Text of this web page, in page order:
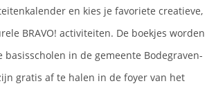
en kies je favoriete creatieve,
BRAVO! activiteiten. De boekjes worden
basisscholen in de gemeente Bodegraven-
gratis af te halen in de foyer van het